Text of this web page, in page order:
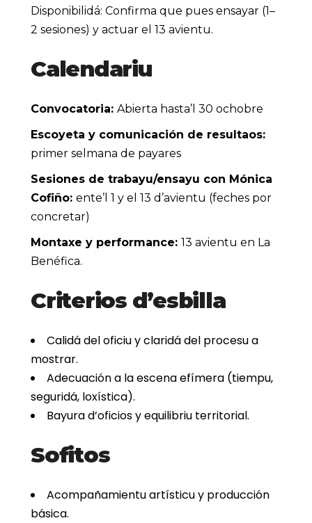
Disponibilidá: Confirma que pues ensayar (1–
2 sesiones) y actuar el 13 avientu.
Calendariu
Convocatoria: Abierta hasta’l 30 ochobre
Escoyeta y comunicación de resultaos:
primer selmana de payares
Sesiones de trabayu/ensayu con Mónica
Cofiño: ente’l 1 y el 13 d’avientu (feches por
concretar)
Montaxe y performance: 13 avientu en La
Benéfica.
Criterios d’esbilla
Calidá del oficiu y claridá del procesu a
mostrar.
Adecuación a la escena efímera (tiempu,
seguridá, loxística).
Bayura d’oficios y equilibriu territorial.
Sofitos
Acompañamientu artísticu y producción
básica.